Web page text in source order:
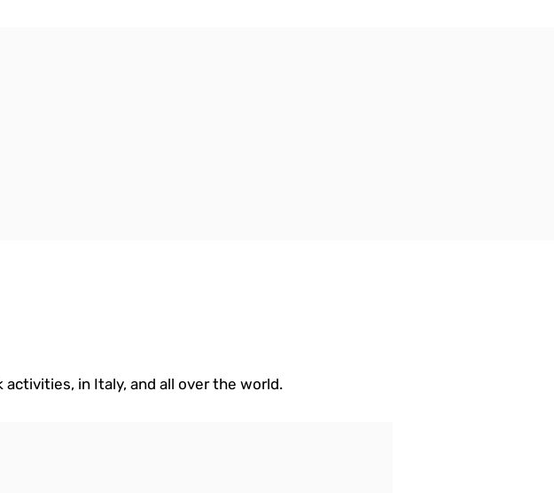
in Italy, and all over the world.